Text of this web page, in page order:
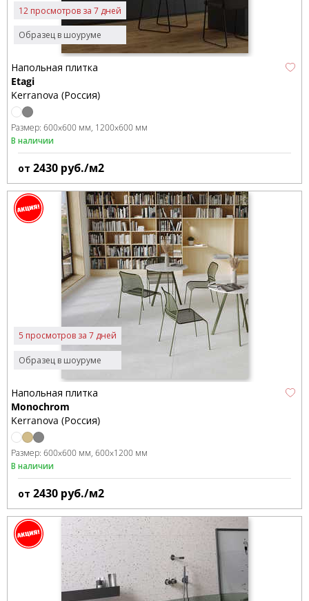
Образец в шоуруме
12 просмотров за 7 дней
Напольная плитка
Etagi
Kerranova (Россия)
Размер: 600x600 мм 1200x600 мм
В наличии
от 2430 руб./м2
Образец в шоуруме
5 просмотров за 7 дней
Напольная плитка
Monochrom
Kerranova (Россия)
Размер: 600x600 мм 600x1200 мм
В наличии
от 2430 руб./м2